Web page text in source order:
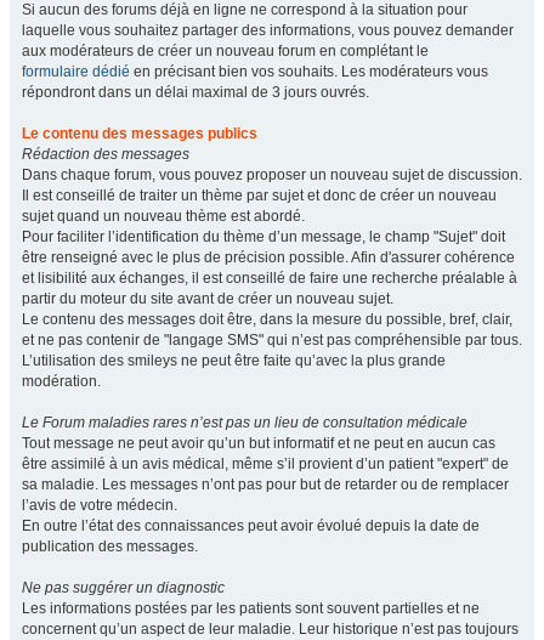
Si aucun des forums déjà en ligne ne correspond à la situation pour
laquelle vous souhaitez partager des informations, vous pouvez demander
aux modérateurs de créer un nouveau forum en complétant le
formulaire dédié en précisant bien vos souhaits. Les modérateurs vous
répondront dans un délai maximal de 3 jours ouvrés.
Le contenu des messages publics
Rédaction des messages
Dans chaque forum, vous pouvez proposer un nouveau sujet de discussion.
Il est conseillé de traiter un thème par sujet et donc de créer un nouveau
sujet quand un nouveau thème est abordé.
Pour faciliter l’identification du thème d’un message, le champ "Sujet" doit
être renseigné avec le plus de précision possible. Afin d'assurer cohérence
et lisibilité aux échanges, il est conseillé de faire une recherche préalable à
partir du moteur du site avant de créer un nouveau sujet.
Le contenu des messages doit être, dans la mesure du possible, bref, clair,
et ne pas contenir de "langage SMS" qui n’est pas compréhensible par tous.
L’utilisation des smileys ne peut être faite qu’avec la plus grande
modération.
Le Forum maladies rares n’est pas un lieu de consultation médicale
Tout message ne peut avoir qu’un but informatif et ne peut en aucun cas
être assimilé à un avis médical, même s’il provient d’un patient "expert" de
sa maladie. Les messages n’ont pas pour but de retarder ou de remplacer
l’avis de votre médecin.
En outre l’état des connaissances peut avoir évolué depuis la date de
publication des messages.
Ne pas suggérer un diagnostic
Les informations postées par les patients sont souvent partielles et ne
concernent qu’un aspect de leur maladie. Leur historique n’est pas toujours